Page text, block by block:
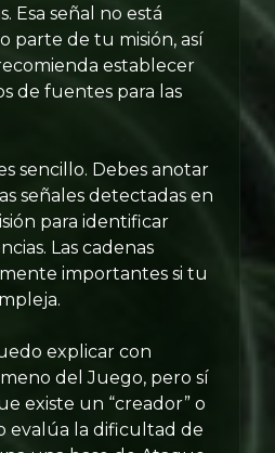
Esa señal no está
parte de tu misión, así
establecer
de fuentes para las
sencillo. Debes anotar
señales detectadas en
para identificar
Las cadenas
importantes si tu
explicar con
del Juego, pero sí
existe un “creador” o
evalúa la dificultad de